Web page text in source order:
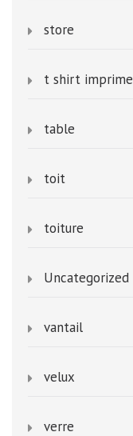
store
t shirt imprime
table
toit
toiture
Uncategorized
vantail
velux
verre